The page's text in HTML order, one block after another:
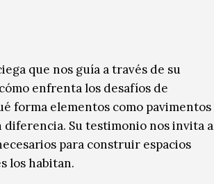
que nos guía a través de su
enfrenta los desafíos de
forma elementos como pavimentos
Su testimonio nos invita a
para construir espacios
los habitan.